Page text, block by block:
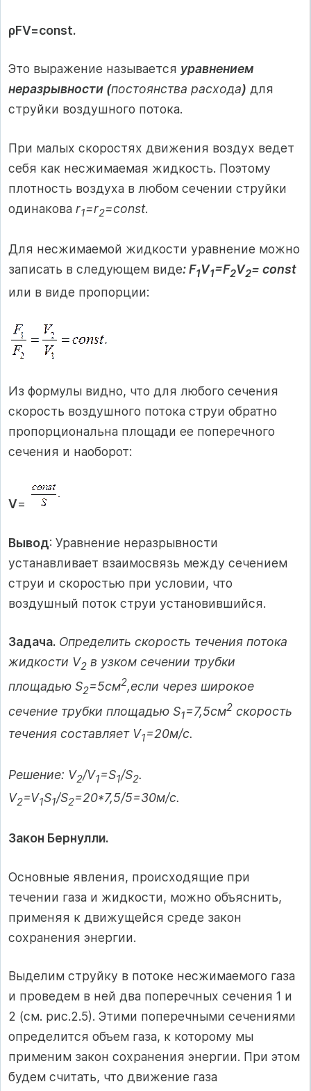
ρFV=const.
Это выражение называется уравнением
неразрывности (постоянства расхода) для
струйки воздушного потока.
При малых скоростях движения воздух ведет
себя как несжимаемая жидкость. Поэтому
плотность воздуха в любом сечении струйки
одинакова r1=r2=const.
Для несжимаемой жидкости уравнение можно
записать в следующем виде: F1V1=F2V2= const
или в виде пропорции:
Из формулы видно, что для любого сечения
скорость воздушного потока струи обратно
пропорциональна площади ее поперечного
сечения и наоборот:
V=
Вывод: Уравнение неразрывности
устанавливает взаимосвязь между сечением
струи и скоростью при условии, что
воздушный поток струи установившийся.
Задача. Определить скорость течения потока
жидкости V2 в узком сечении трубки
площадью S2=5см2,если через широкое
сечение трубки площадью S1=7,5см2 скорость
течения составляет V1=20м/с.
Решение: V2/V1=S1/S2.
V2=V1S1/S2=20*7,5/5=30м/с.
Закон Бернулли.
Основные явления, происходящие при
течении газа и жидкости, можно объяснить,
применяя к движущейся среде закон
сохранения энергии.
Выделим струйку в потоке несжимаемого газа
и проведем в ней два поперечных сечения 1 и
2 (см. рис.2.5). Этими поперечными сечениями
определится объем газа, к которому мы
применим закон сохранения энергии. При этом
будем считать, что движение газа